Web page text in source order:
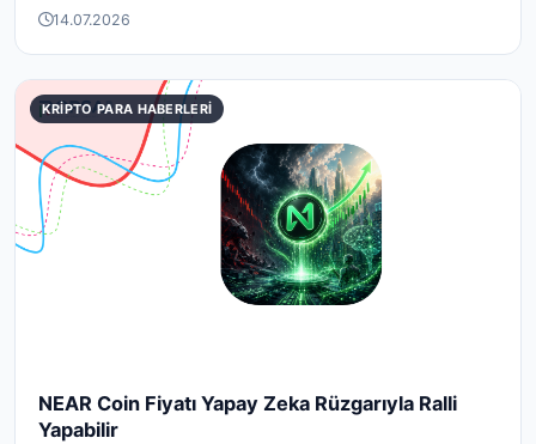
14.07.2026
KRIPTO PARA HABERLERI
NEAR Coin Fiyatı Yapay Zeka Rüzgarıyla Ralli
Yapabilir